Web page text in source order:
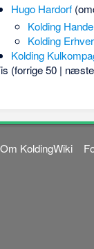
Hugo Hardorf
Kolding
Kolding
Kolding
(forrige 50 |
Om KoldingWiki